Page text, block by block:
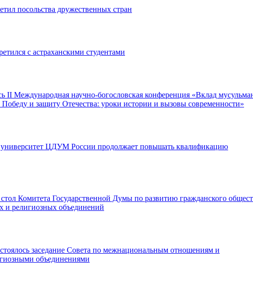
посольства дружественных стран
с астраханскими студентами
II Международная научно-богословская конференция «Вклад
и защиту Отечества: уроки истории и вызовы современности»
ЦДУМ России продолжает повышать квалификацию
Комитета Государственной Думы по развитию гражданского
и религиозных объединений
заседание Совета по межнациональным отношениям и
объединениями